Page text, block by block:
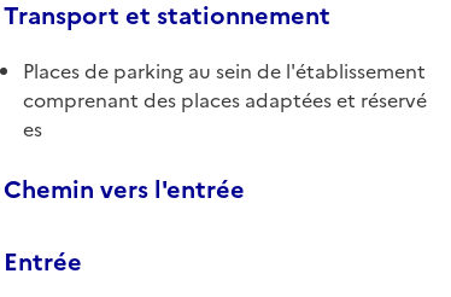
Transport et stationnement
Places de parking au sein de l'établissement
comprenant des places adaptées et réservé
es
Chemin vers l'entrée
Entrée